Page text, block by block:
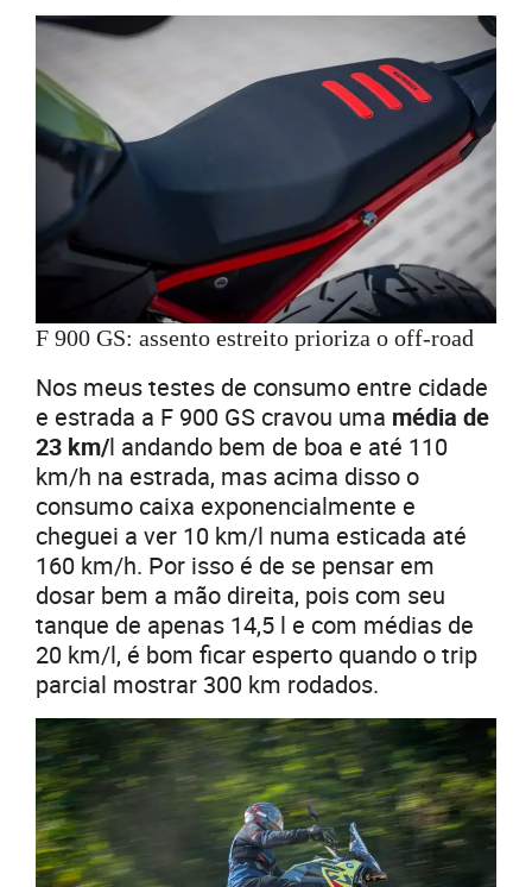
F 900 GS: assento estreito prioriza o off-road
Nos meus testes de consumo entre cidade
e estrada a F 900 GS cravou uma média de
23 km/l andando bem de boa e até 110
km/h na estrada, mas acima disso o
consumo caixa exponencialmente e
cheguei a ver 10 km/l numa esticada até
160 km/h. Por isso é de se pensar em
dosar bem a mão direita, pois com seu
tanque de apenas 14,5 l e com médias de
20 km/l, é bom ficar esperto quando o trip
parcial mostrar 300 km rodados.